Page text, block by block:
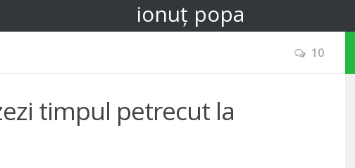
ionuț popa
10
timpul petrecut la